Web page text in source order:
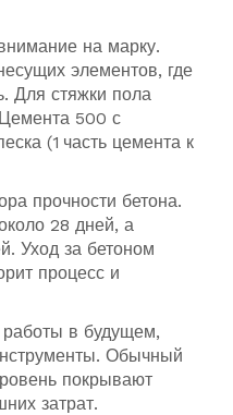
на марку.
элементов, где
Для стяжки пола
500 с
(1 часть цемента к
прочности бетона.
28 дней, а
Уход за бетоном
процесс и
в будущем,
Обычный
покрывают
затрат.